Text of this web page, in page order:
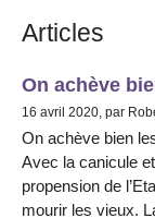
Articles
On achève
16 avril 2020, par
On achève bien
Avec la canicule
propension de
mourir les vieux.